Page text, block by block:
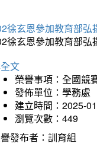
徐玄恩參加教育部弘
徐玄恩參加教育部弘
文
榮譽事項：全國競
發佈單位：學務處
建立時間：2025-
瀏覽次數：449
發布者：訓育組